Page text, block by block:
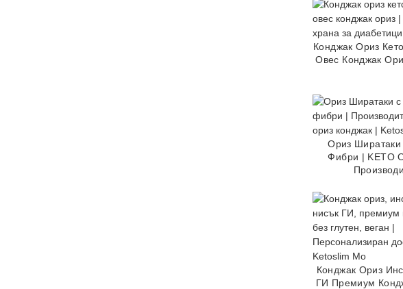
Конджак Ориз
Овес Конджак
Ориз
Фибри | KETO
Конджак Ориз
ГИ Премиум